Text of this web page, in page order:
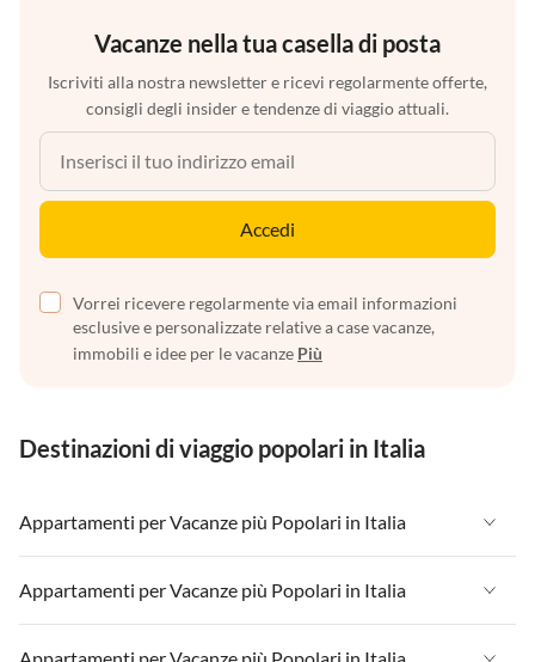
Vacanze nella tua casella di posta
Iscriviti alla nostra newsletter e ricevi regolarmente offerte,
consigli degli insider e tendenze di viaggio attuali.
Accedi
Vorrei ricevere regolarmente via email informazioni
esclusive e personalizzate relative a case vacanze,
immobili e idee per le vacanze Più
Destinazioni di viaggio popolari in Italia
Appartamenti per Vacanze più Popolari in Italia
Appartamenti per Vacanze in Italia
Appartamenti per Vacanze in Liguria
Appartamenti per Vacanze più Popolari in Italia
Appartamenti per Vacanze in Italia